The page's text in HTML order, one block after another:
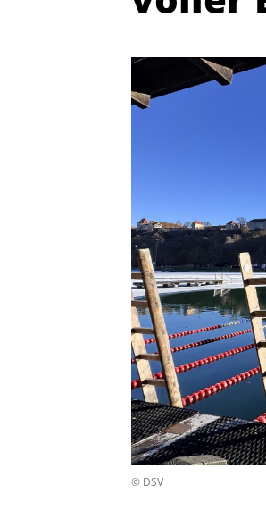
© DSV
Quicklinks
Vereinsfinder
Lizenzwesen
Zentrale
Anti-Doping
Recht auf